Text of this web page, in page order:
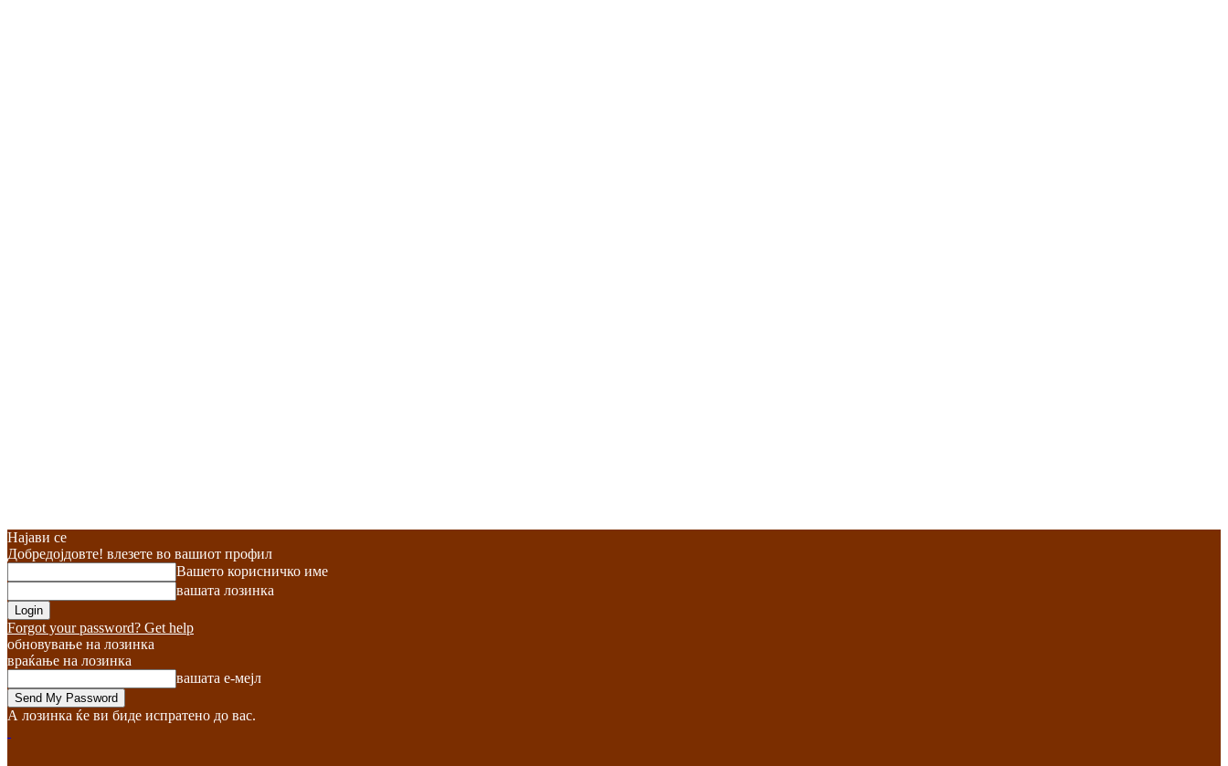
Најави се
Добредојдовте! влезете во вашиот профил
Вашето корисничко име
вашата лозинка
Forgot your password? Get help
обновување на лозинка
враќање на лозинка
вашата е-мејл
А лозинка ќе ви биде испратено до вас.